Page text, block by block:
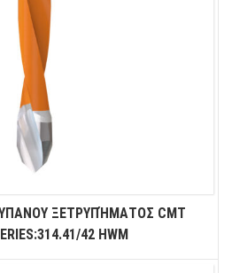
ΞΕΤΡΥΠΉΜΑΤΟΣ CMT
42 HWM